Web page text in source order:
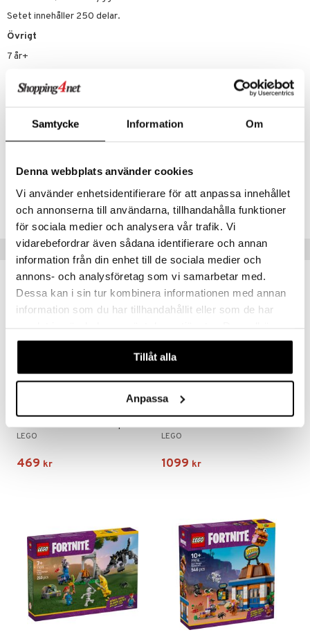
Samtycke Information Om
Denna webbplats använder cookies
Vi använder enhetsidentifierare för att anpassa innehållet
och annonserna till användarna, tillhandahålla funktioner
för sociala medier och analysera vår trafik. Vi
vidarebefordrar även sådana identifierare och annan
information från din enhet till de sociala medier och
annons- och analysföretag som vi samarbetar med.
Dessa kan i sin tur kombinera informationen med annan
information som du har tillhandahållit eller som de har
våra cookies vid fortsatt användande av vår webbplats.
Tillåt alla
Anpassa
Setet innehåller 250 delar.
Övrigt
7 år+
T77075-1-XX
Lägsta pris senaste 30 dagarna: 209 kr
Populära produkter
77071 LEGO Fortnite Supply Llama
LEGO
469 kr
77073 LEGO Fortnite Battle Bus
LEGO
1099 kr